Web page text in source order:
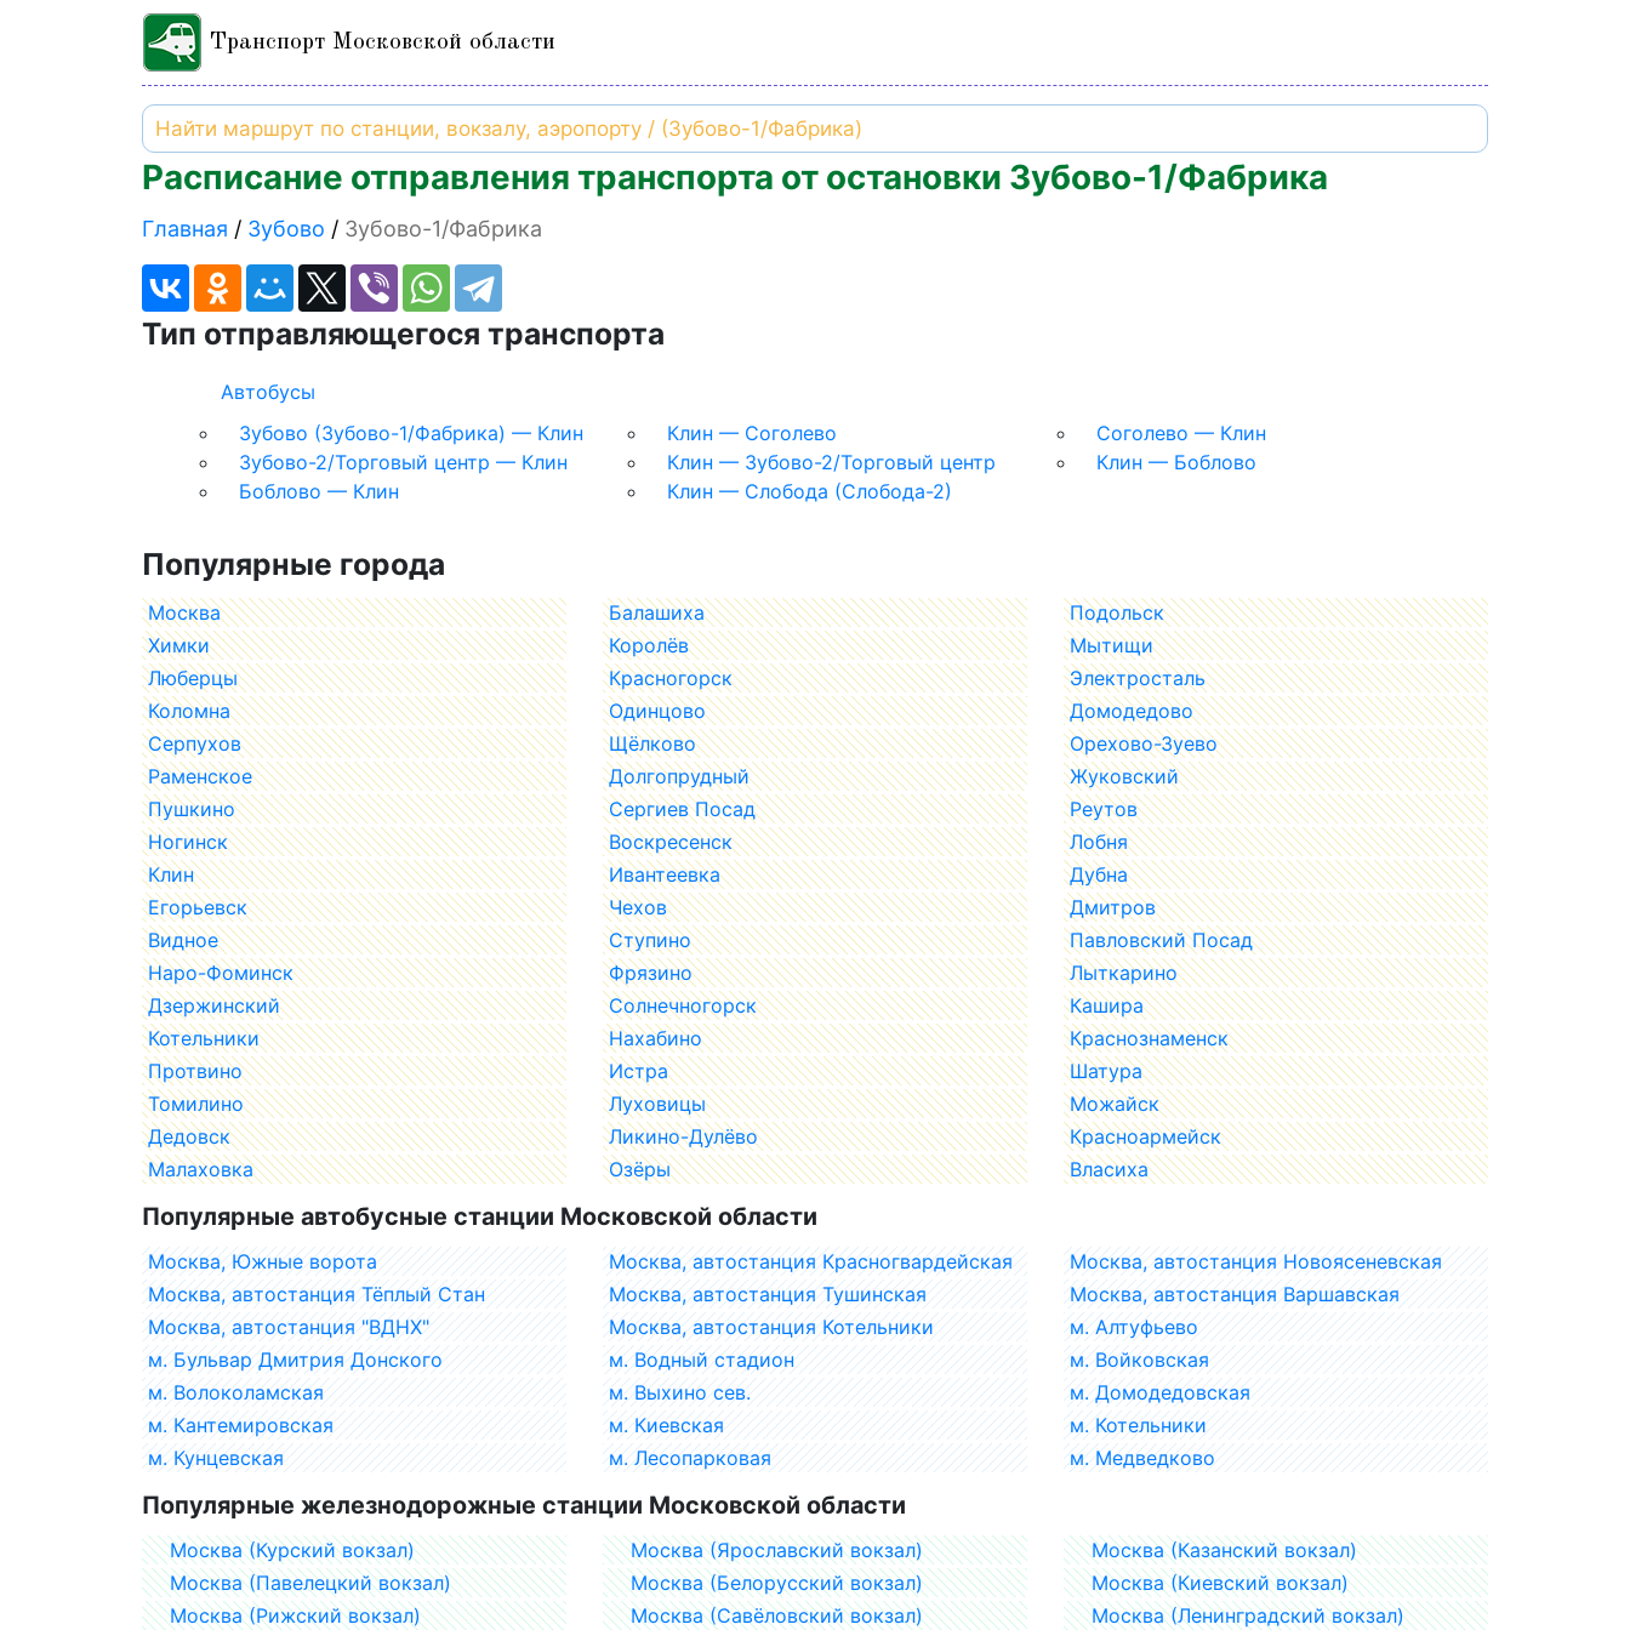
Транспорт Московской области
Расписание отправления транспорта от остановки Зубово-1/Фабрика
Главная Зубово Зубово-1/Фабрика
Тип отправляющегося транспорта
Автобусы
Зубово (Зубово-1/Фабрика) — Клин
Клин — Соголево
Соголево — Клин
Зубово-2/Торговый центр — Клин
Клин — Зубово-2/Торговый центр
Клин — Боблово
Боблово — Клин
Клин — Слобода (Слобода-2)
Популярные города
Москва Балашиха
Подольск
Химки
Королёв
Мытищи
Люберцы
Красногорск
Электросталь
Коломна
Одинцово
Домодедово
Серпухов
Щёлково
Орехово-Зуево
Раменское
Долгопрудный
Жуковский
Пушкино
Сергиев Посад
Реутов
Ногинск
Воскресенск
Лобня
Клин
Ивантеевка
Дубна
Егорьевск
Чехов
Дмитров
Видное
Ступино
Павловский Посад
Наро-Фоминск
Фрязино
Лыткарино
Дзержинский
Солнечногорск
Кашира
Котельники
Нахабино
Краснознаменск
Протвино
Истра
Шатура
Томилино
Луховицы
Можайск
Дедовск
Ликино-Дулёво
Красноармейск
Малаховка
Озёры Власиха
Популярные автобусные станции Московской области
Москва, Южные ворота Москва, автостанция Красногвардейская
Москва, автостанция Новоясеневская
Москва, автостанция Тёплый Стан
Москва, автостанция Тушинская
Москва, автостанция Варшавская
Москва, автостанция "ВДНХ"
Москва, автостанция Котельники
м. Алтуфьево
м. Бульвар Дмитрия Донского
м. Водный стадион
м. Войковская
м. Волоколамская
м. Выхино сев.
м. Домодедовская
м. Кантемировская
м. Киевская
м. Котельники
м. Кунцевская
м. Лесопарковая м. Медведково
Популярные железнодорожные станции Московской области
Москва (Курский вокзал) Москва (Ярославский вокзал)
Москва (Казанский вокзал)
Москва (Павелецкий вокзал)
Москва (Белорусский вокзал)
Москва (Киевский вокзал)
Москва (Рижский вокзал)
Москва (Савёловский вокзал) Москва (Ленинградский вокзал)